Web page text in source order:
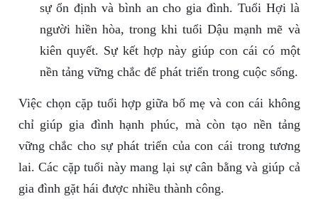
sự ổn định và bình an cho gia đình. Tuổi Hợi là
người hiền hòa, trong khi tuổi Dậu mạnh mẽ và
kiên quyết. Sự kết hợp này giúp con cái có một
nền tảng vững chắc để phát triển trong cuộc sống.
Việc chọn cặp tuổi hợp giữa bố mẹ và con cái không
chỉ giúp gia đình hạnh phúc, mà còn tạo nền tảng
vững chắc cho sự phát triển của con cái trong tương
lai. Các cặp tuổi này mang lại sự cân bằng và giúp cả
gia đình gặt hái được nhiều thành công.